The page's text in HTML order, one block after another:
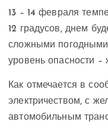
13 – 14 февраля
12 градусов, днем
сложными
уровень опасности –
Как отмечается в
электричеством, с
автомобильным